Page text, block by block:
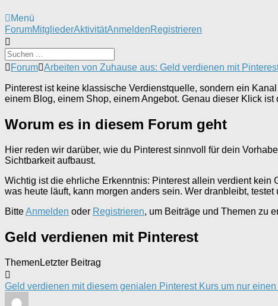
Menü
Forum-
Navigation
ForumMitgliederAktivitätAnmeldenRegistrieren
Forum-
-
Du
hier:
Forum Arbeiten von Zuhause aus: Geld verdienen mit
Pinterest ist keine klassische Verdienstquelle, sondern ein
einem Blog, einem Shop, einem Angebot. Genau dieser Klick
Worum es in diesem Forum geht
Hier reden wir darüber, wie du Pinterest sinnvoll für dein
Sichtbarkeit aufbaust.
Wichtig ist die ehrliche Erkenntnis: Pinterest allein verdient
was heute läuft, kann morgen anders sein. Wer dranbleibt,
BitteAnmelden oder Registrieren, um Beiträge und Themen zu
Geld verdienen mit Pinterest
Themen Letzter Beitrag
Geld verdienen mit diesem genialen Pinterest Kurs um nur einen